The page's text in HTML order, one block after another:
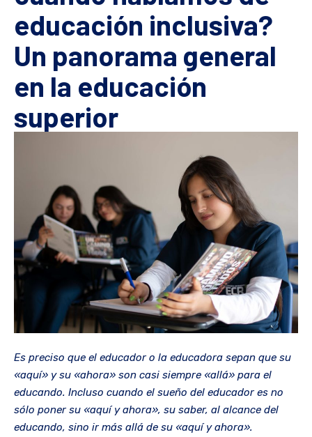
educación inclusiva?
Un panorama general
en la educación
superior
Es preciso que el educador o la educadora sepan que su
«aquí» y su «ahora» son casi siempre «allá» para el
educando. Incluso cuando el sueño del educador es no
sólo poner su «aquí y ahora», su saber, al alcance del
educando, sino ir más allá de su «aquí y ahora».